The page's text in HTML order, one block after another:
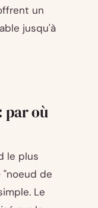
un
jusqu'à
par où
le plus
de
Le